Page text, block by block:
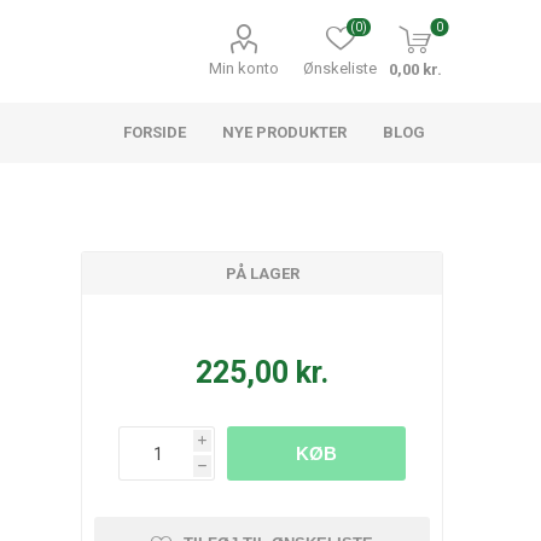
Min konto Ønskeliste
(0) 0
0,00 kr.
FORSIDE NYE PRODUKTER BLOG
PÅ LAGER
225,00 kr.
i
h
KØB